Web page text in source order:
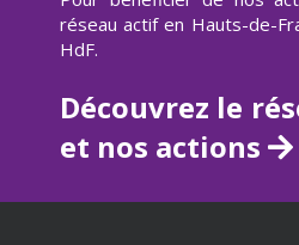
réseau actif en Hauts-de-
HdF.
Découvrez le
et nos actions